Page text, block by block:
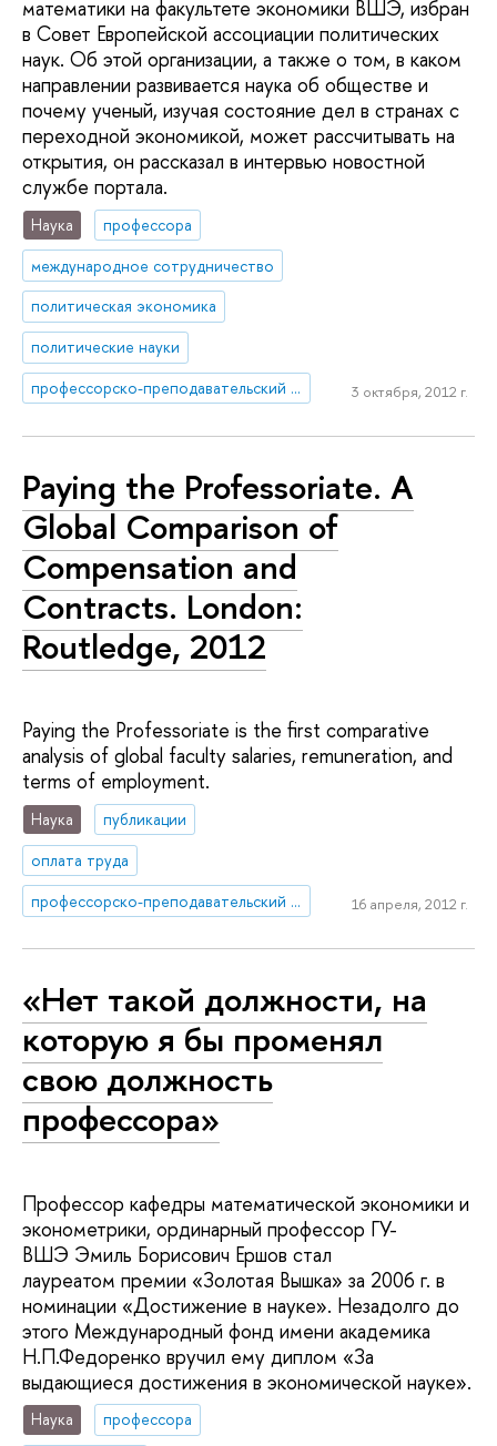
математики на факультете экономики ВШЭ, избран
в Совет Европейской ассоциации политических
наук. Об этой организации, а также о том, в каком
направлении развивается наука об обществе и
почему ученый, изучая состояние дел в странах с
переходной экономикой, может рассчитывать на
открытия, он рассказал в интервью новостной
службе портала.
Наука
профессора
международное сотрудничество
политическая экономика
политические науки
профессорско-преподавательский состав
3 октября, 2012 г.
Paying the Professoriate. A
Global Comparison of
Compensation and
Contracts. London:
Routledge, 2012
Paying the Professoriate is the first comparative
analysis of global faculty salaries, remuneration, and
terms of employment.
Наука
публикации
оплата труда
профессорско-преподавательский состав
16 апреля, 2012 г.
«Нет такой должности, на
которую я бы променял
свою должность
профессора»
Профессор кафедры математической экономики и
эконометрики, ординарный профессор ГУ-
ВШЭ Эмиль Борисович Ершов стал
лауреатом премии «Золотая Вышка» за 2006 г. в
номинации «Достижение в науке». Незадолго до
этого Международный фонд имени академика
Н.П.Федоренко вручил ему диплом «За
выдающиеся достижения в экономической науке».
Наука
профессора